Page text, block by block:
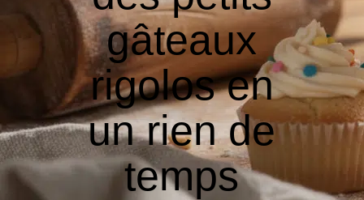
gâteaux
rigolos en
un rien de
temps